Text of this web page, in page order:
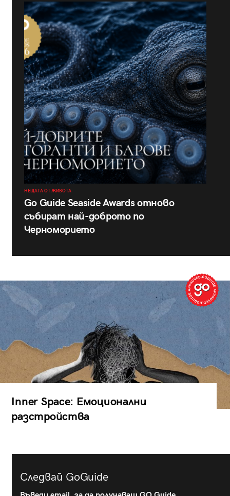
НЕЩАТА ОТ ЖИВОТА
Go Guide Seaside Awards отново
събират най-доброто по
Черноморието
Inner Space: Емоционални
разстройства
Следвай GoGuide